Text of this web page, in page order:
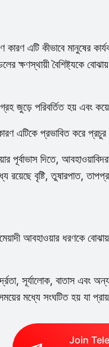
এটি কীভাবে মানুষের
ক্ষণস্থায়ী বৈশিষ্ট্যকে
জুড়ে পরিবর্তিত হয় এবং
এটিকে প্রভাবিত করে
পূর্বাভাস দিতে,
রয়েছে বৃষ্টি, তুষারপাত,
আবহাওয়ার ধরণকে
সূর্যালোক, বাতাস এবং
সময়ের মধ্যে সংঘটিত হয় যা
Join